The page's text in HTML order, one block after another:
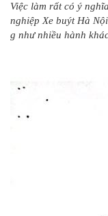
Việc làm rất có ý
nghiệp Xe buýt Hà
g như nhiều hành